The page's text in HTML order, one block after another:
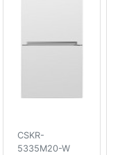
CSKR-
5335M20-W